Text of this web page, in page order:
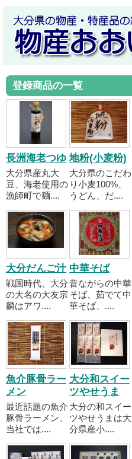
登録商品の一覧
長洲海老つゆ
大分県産丸大
豆、海老使用の
漁師町で麺....
地粉(小麦粉)
大分県のこだわ
り小麦100%、
うどん、だ....
大分だんご汁
戦国時代、大分
の大名の大友宗
麟はアワ....
中華そば
昔ながらの中華
そば、茹でて中
華そば、....
魚介豚骨ラー
メン
最近話題の魚介
豚骨ラーメン、
当社では....
大分和スイー
ツやせうま
大分の和スイー
ツやせうまは大
分県産小....